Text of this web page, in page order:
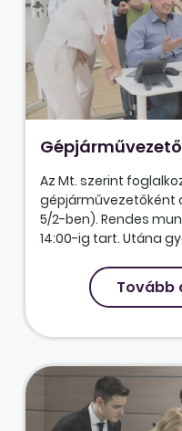
Az Mt. szerint
gépjárművezetőként
5/2-ben). Rendes
14:00-ig tart. Utána
Tovább